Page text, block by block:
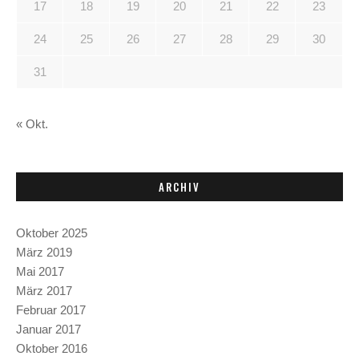
t
o
n
17 18 19 20 21 22 23
24 25 26 27 28 29 30
31
« Okt.
ARCHIV
Oktober 2025
März 2019
Mai 2017
März 2017
Februar 2017
Januar 2017
Oktober 2016